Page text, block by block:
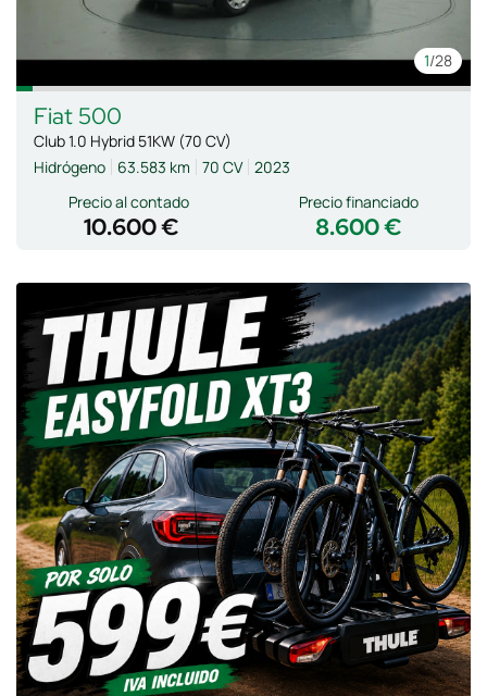
1/28
Fiat 500
Club 1.0 Hybrid 51KW (70 CV)
Hidrógeno
63.583 km 70 CV 2023
Precio al contado
10.600 € 8.600 €
Precio financiado